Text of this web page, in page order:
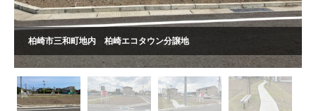
柏崎市三和町地内 柏崎エコタウン分譲地